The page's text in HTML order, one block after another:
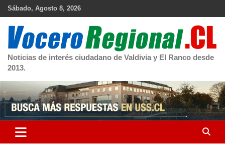
Skip
Sábado, Agosto 8, 2026
Noticias de interés ciudadano de Valdivia y El Ranco desde
2013.